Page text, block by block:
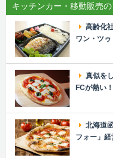
キッチンカー・移動販売
高齢化
ワン・ツ
真似を
FCが熱い！
北海道
フォー」経